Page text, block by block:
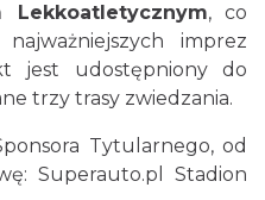
Lekkoatletycznym, co
imprez
jest udostępniony do
trzy trasy zwiedzania.
Tytularnego, od
Superauto.pl Stadion